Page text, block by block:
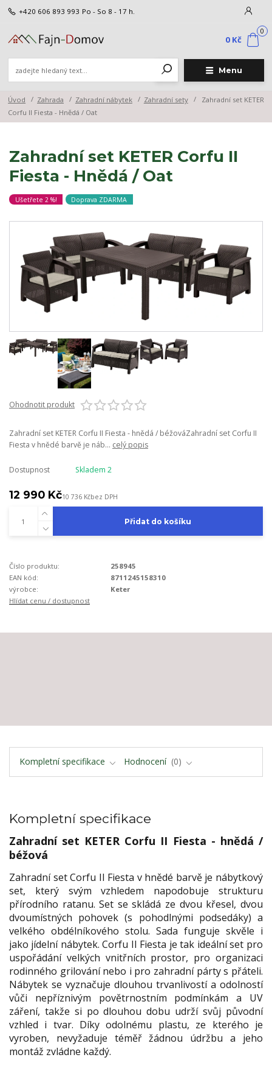
Menu
+420 606 893 993 Po - So 8 - 17 h.
0
0 Kč
Úvod Zahrada Zahradní nábytek Zahradní sety
Zahradní set KETER
Corfu II Fiesta - Hnědá / Oat
Zahradní set KETER Corfu II
Fiesta - Hnědá / Oat
Ušetřete 2 %! Doprava ZDARMA
Ohodnotit produkt
Zahradní set KETER Corfu II Fiesta - hnědá / béžováZahradní set Corfu II
Fiesta v hnědé barvě je náb... celý popis
Dostupnost Skladem 2
12 990 Kč10 736 Kčbez DPH
Přidat do košíku
Číslo produktu:
258945
EAN kód:
8711245158310
výrobce:
Keter
Hlídat cenu / dostupnost
Kompletní specifikace Hodnocení 0
Kompletní specifikace
Zahradní set KETER Corfu II Fiesta - hnědá /
béžová
Zahradní set Corfu II Fiesta v hnědé barvě je nábytkový
set, který svým vzhledem napodobuje strukturu
přírodního ratanu. Set se skládá ze dvou křesel, dvou
dvoumístných pohovek (s pohodlnými podsedáky) a
velkého obdélníkového stolu. Sada funguje skvěle i
jako jídelní nábytek. Corfu II Fiesta je tak ideální set pro
uspořádání velkých vnitřních prostor, pro organizaci
rodinného grilování nebo i pro zahradní párty s přáteli.
Nábytek se vyznačuje dlouhou trvanlivostí a odolností
vůči nepříznivým povětrnostním podmínkám a UV
záření, takže si po dlouhou dobu udrží svůj původní
vzhled i tvar. Díky odolnému plastu, ze kterého je
vyroben, nevyžaduje téměř žádnou údržbu a jeho
montáž zvládne každý.